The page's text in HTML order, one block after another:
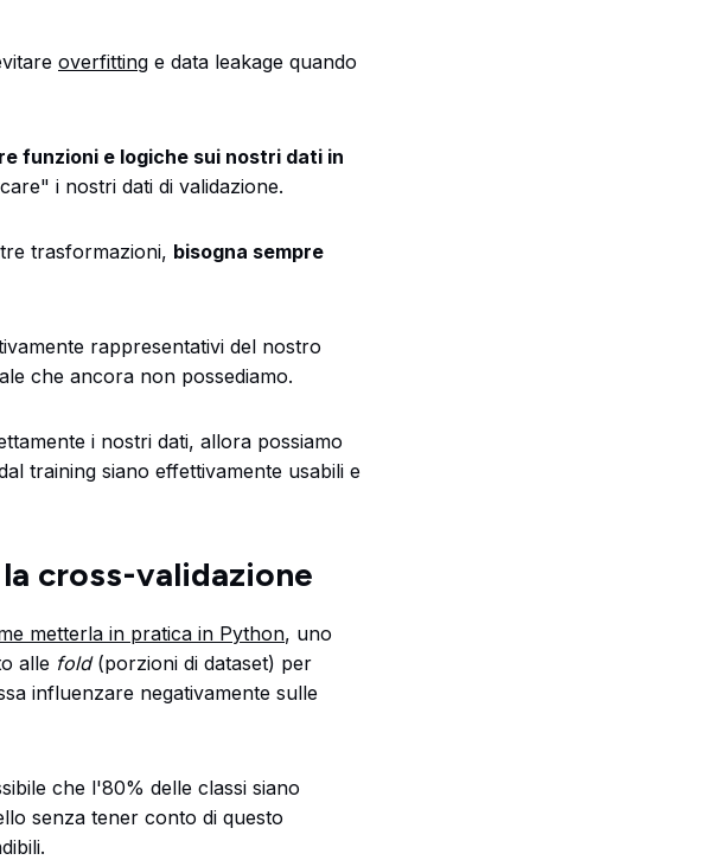
overfitting e data leakage quando
funzioni e logiche sui nostri dati in
i nostri dati di validazione.
trasformazioni, bisogna sempre
rappresentativi del nostro
che ancora non possediamo.
i nostri dati, allora possiamo
training siano effettivamente usabili e
cross-validazione
metterla in pratica in Python, uno
alle fold (porzioni di dataset) per
influenzare negativamente sulle
che l'80% delle classi siano
senza tener conto di questo